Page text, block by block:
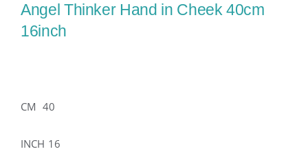
Angel Thinker Hand in Cheek 40cm
16inch
CM 40
INCH 16